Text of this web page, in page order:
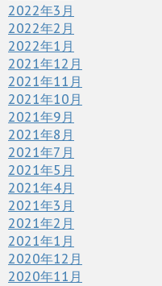
2022年3月
2022年2月
2022年1月
2021年12月
2021年11月
2021年10月
2021年9月
2021年8月
2021年7月
2021年5月
2021年4月
2021年3月
2021年2月
2021年1月
2020年12月
2020年11月